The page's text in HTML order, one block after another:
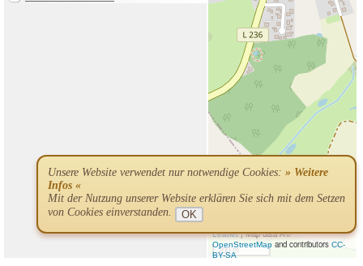
Unsere Website verwendet nur notwendige Cookies: » Weitere
Infos «
Mit der Nutzung unserer Website erklären Sie sich mit dem Setzen
von Cookies einverstanden.
OK